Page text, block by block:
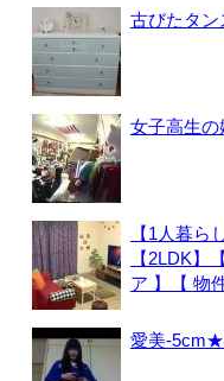
古びたタン
女子高生
【1人暮
【2LDK】
ア 】【 物件
愛美-